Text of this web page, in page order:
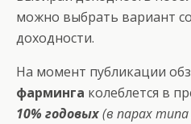
можно выбрать вариант
доходности.
На момент публикации
фарминга колеблется в
10% годовых(в парах типа